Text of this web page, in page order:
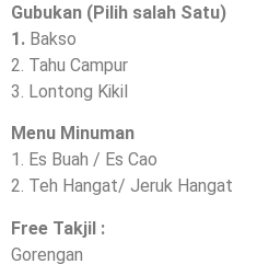
Gubukan (Pilih salah Satu)
1. Bakso
2. Tahu Campur
3. Lontong Kikil
Menu Minuman
1. Es Buah / Es Cao
2. Teh Hangat/ Jeruk Hangat
Free Takjil :
Gorengan